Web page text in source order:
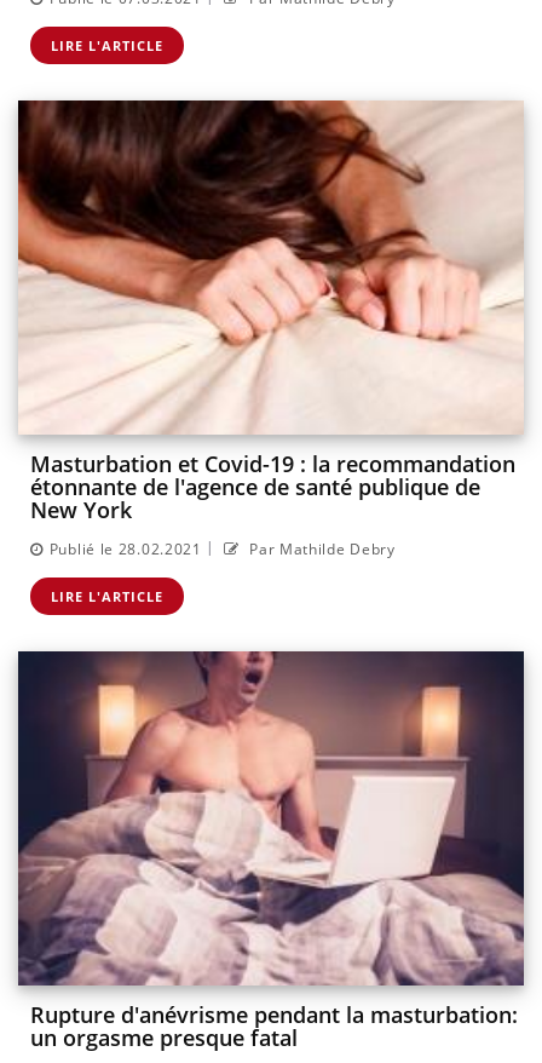
LIRE L'ARTICLE
Masturbation et Covid-19 : la recommandation
étonnante de l'agence de santé publique de
New York
Publié le 28.02.2021 | Par Mathilde Debry
LIRE L'ARTICLE
Rupture d'anévrisme pendant la masturbation:
un orgasme presque fatal